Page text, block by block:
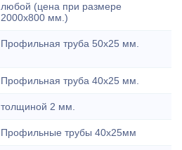
любой (цена при размере
2000x800 мм.)
Профильная труба 50х25 мм.
Профильная труба 40х25 мм.
толщиной 2 мм.
Профильные трубы 40х25мм